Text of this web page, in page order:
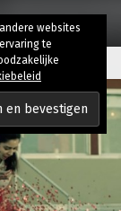
websites
te